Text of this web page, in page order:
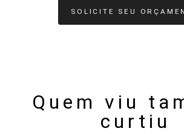
SOLICITE SEU
Quem viu
curtiu